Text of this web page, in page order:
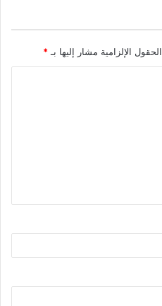
الحقول الإلزامية مشار إليها بـ *